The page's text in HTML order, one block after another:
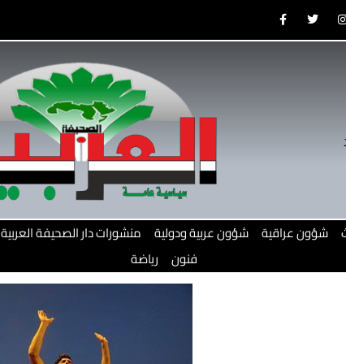
F
a
e
T
w
t
I
t
شؤون عراقية شؤون عربية ودولية منشورات دار الصحيفة العربية
فنون رياضة